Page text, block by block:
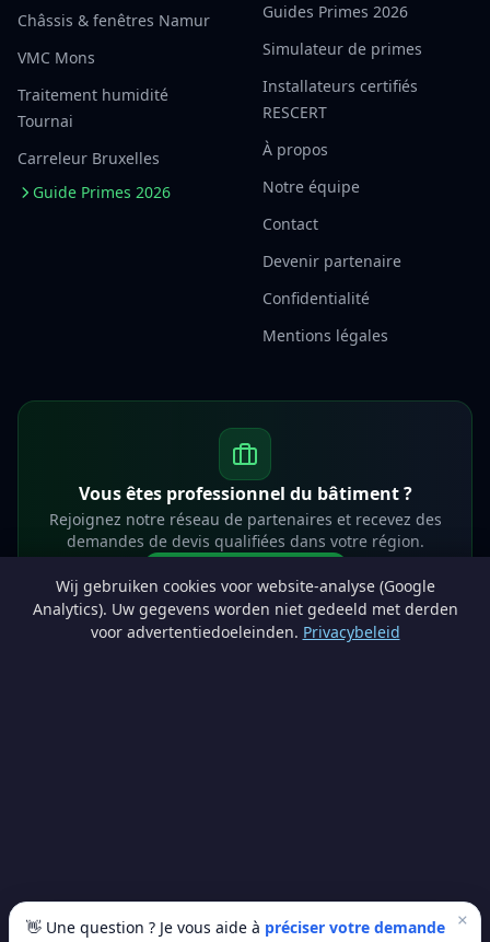
Wij gebruiken cookies voor website-analyse (Google
Analytics). Uw gegevens worden niet gedeeld met derden
voor advertentiedoeleinden. Privacybeleid
Châssis & fenêtres Namur
VMC Mons
Traitement humidité
Tournai
Carreleur Bruxelles
Guide Primes 2026
Guides Primes 2026
Simulateur de primes
Installateurs certifiés
RESCERT
À propos
Notre équipe
Contact
Devenir partenaire
Confidentialité
Mentions légales
Vous êtes professionnel du bâtiment ?
Rejoignez notre réseau de partenaires et recevez des
demandes de devis qualifiées dans votre région.
info@lesprosdemaville.be
conseil personnalisé.
×
👋 Une question ? Je vous aide à préciser votre demande